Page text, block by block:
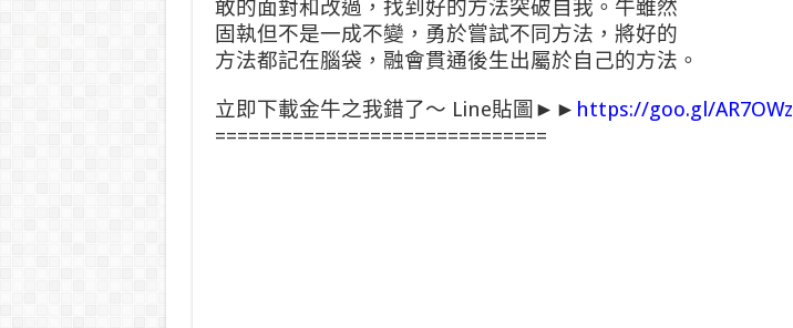
敢的面對和改過，找到好的方法突破自我。牛雖然
固執但不是一成不變，勇於嘗試不同方法，將好的
方法都記在腦袋，融會貫通後生出屬於自己的方法。
立即下載金牛之我錯了～ Line貼圖►► https://goo.gl/AR7OWz
==============================